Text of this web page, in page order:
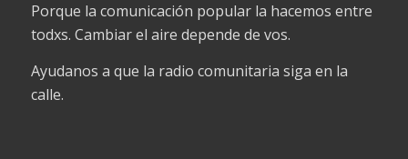
Porque la comunicación popular la hacemos entre
todxs. Cambiar el aire depende de vos.
Ayudanos a que la radio comunitaria siga en la
calle.